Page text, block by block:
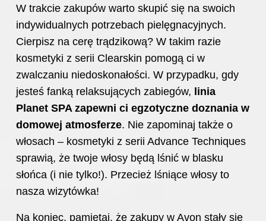
W trakcie zakupów warto skupić się na swoich
indywidualnych potrzebach pielęgnacyjnych.
Cierpisz na cerę trądzikową? W takim razie
kosmetyki z serii Clearskin pomogą ci w
zwalczaniu niedoskonałości. W przypadku, gdy
jesteś fanką relaksujących zabiegów, linia
Planet SPA zapewni ci egzotyczne doznania w
domowej atmosferze. Nie zapominaj także o
włosach – kosmetyki z serii Advance Techniques
sprawią, że twoje włosy będą lśnić w blasku
słońca (i nie tylko!). Przecież lśniące włosy to
nasza wizytówka!
Na koniec, pamiętaj, że zakupy w Avon stały się